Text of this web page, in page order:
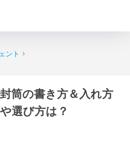
ント
筒の書き方＆入れ方
選び方は？